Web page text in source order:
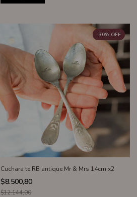
Cuchara te RB antique Mr & Mrs 14cm x2
$8.500,80
-30% OFF
$12.144,00